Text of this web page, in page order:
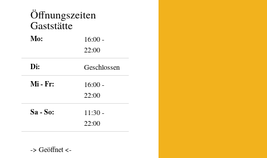
Öffnungszeiten
Gaststätte
Mo:
16:00 -
22:00
Di: Geschlossen
Mi - Fr:
16:00 -
22:00
Sa - So:
11:30 -
22:00
-> Geöffnet <-